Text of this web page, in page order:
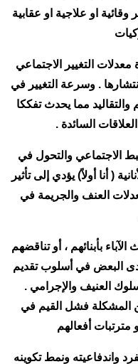
وقائية او علاجية او عقابية
معدلات التغيير الاجتماعي
. وسرعة التغيير في
مما يحدث تفككا
السائدة .
الاجتماعي والتحول في
( أنا أولاً) يؤدي إلى تأثير
العنف والجريمة في
بأبنائهم ، أو تناقضهم
البعض في أسلوب تقديم
العنيف والإجرامي .
المشكلة فشل القيم في
مترتبات أفعالهم
واندفاعيته ونمط تكوينه